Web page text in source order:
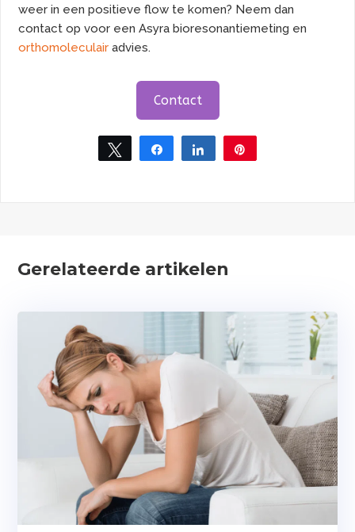
weer in een positieve flow te komen? Neem dan
contact op voor een Asyra bioresonantiemeting en
orthomoleculair advies.
Contact
Tweet Share Share
Gerelateerde artikelen